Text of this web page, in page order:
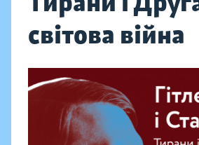
світова війна